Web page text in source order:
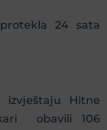
24 sata
izvještaju Hitne
obavili 106